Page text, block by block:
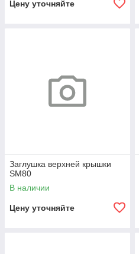
Цену уточняйте
Заглушка верхней крышки
SM80
В наличии
Цену уточняйте